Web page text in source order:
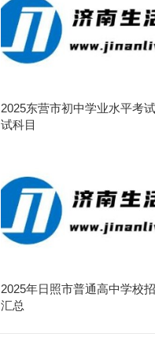
2025东营市初中学业水平考
试科目
2025年日照市普通高中学校
汇总